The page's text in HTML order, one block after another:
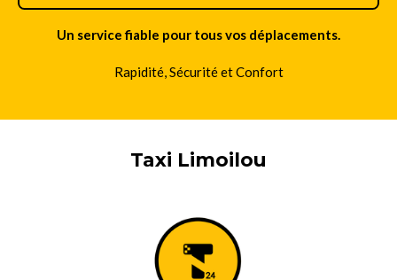
Un service fiable pour tous vos déplacements.
Rapidité, Sécurité et Confort
Taxi Limoilou